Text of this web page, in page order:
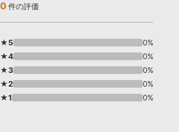
0 件の評価
★5
0%
★4
0%
★3
0%
★2
0%
★1
0%